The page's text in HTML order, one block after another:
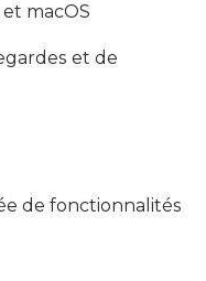
macOS
et de
de fonctionnalités